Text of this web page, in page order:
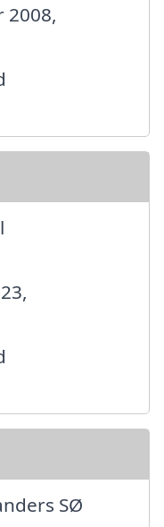
2008,
SØ